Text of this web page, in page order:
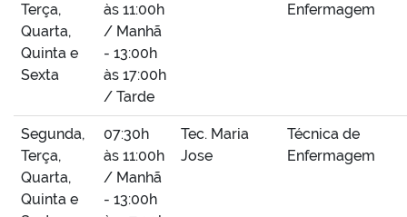
Terça,
Quarta,
Quinta e
Sexta
às 11:00h
/ Manhã
- 13:00h
às 17:00h
/ Tarde
Enfermagem
Segunda,
Terça,
Quarta,
Quinta e
07:30h
às 11:00h
/ Manhã
- 13:00h
Tec. Maria
Jose
Técnica de
Enfermagem